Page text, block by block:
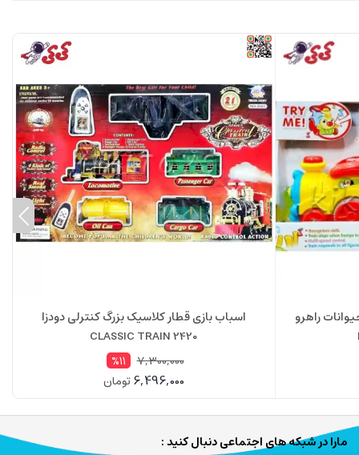
راهرو
اسباب بازی قطار کلاسیک بزرگ کنترلی دودزا
CLASSIC TRAIN 2420
7,300,000
%11
6,496,000تومان
مارا در شبکه های اجتماعی دنبال کنید :